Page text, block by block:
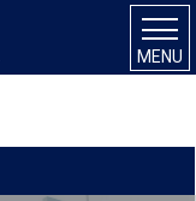
MENU